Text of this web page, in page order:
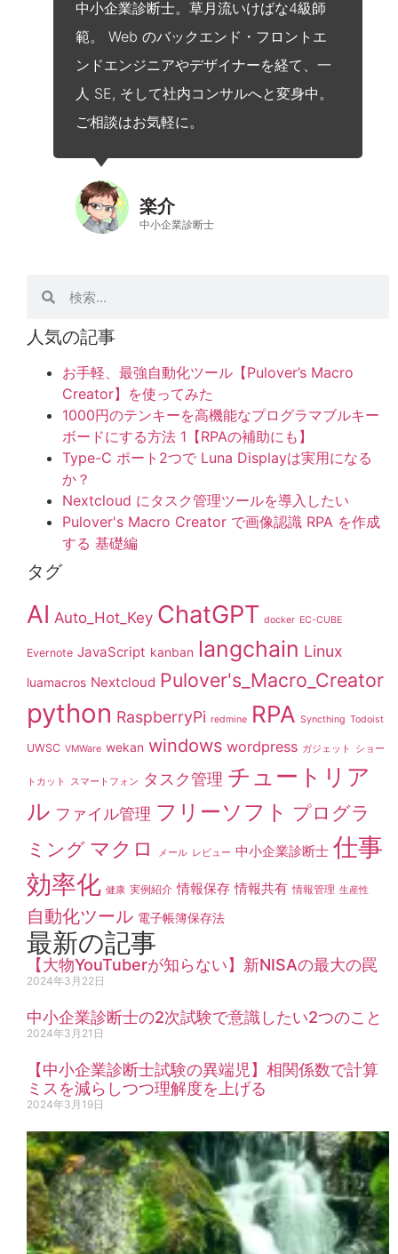
中小企業診断士。草月流いけばな4級師
範。 Web のバックエンド・フロントエ
ンドエンジニアやデザイナーを経て、一
人 SE, そして社内コンサルへと変身中。
ご相談はお気軽に。
楽介
中小企業診断士
人気の記事
お手軽、最強自動化ツール【Pulover’s Macro
Creator】を使ってみた
1000円のテンキーを高機能なプログラマブルキー
ボードにする方法 1【RPAの補助にも】
Type-C ポート2つで Luna Displayは実用になる
か？
Nextcloud にタスク管理ツールを導入したい
Pulover's Macro Creator で画像認識 RPA を作成
する 基礎編
タグ
AI Auto_Hot_Key ChatGPT docker EC-CUBE
Evernote JavaScript kanban langchain Linux
luamacros Nextcloud Pulover's_Macro_Creator
python RaspberryPi redmine RPA Syncthing Todoist
UWSC VMWare wekan windows wordpress ガジェット ショー
トカット スマートフォン タスク管理 チュートリア
ル ファイル管理 フリーソフト プログラ
ミング マクロ メール レビュー 中小企業診断士 仕事
効率化 健康 実例紹介 情報保存 情報共有 情報管理 生産性
自動化ツール 電子帳簿保存法
最新の記事
【大物YouTuberが知らない】新NISAの最大の罠
2024年3月22日
中小企業診断士の2次試験で意識したい2つのこと
2024年3月21日
【中小企業診断士試験の異端児】相関係数で計算
ミスを減らしつつ理解度を上げる
2024年3月19日